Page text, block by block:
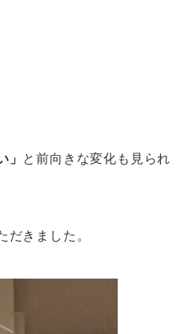
と前向きな変化も見られ
きました。